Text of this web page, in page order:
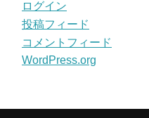
ログイン
投稿フィード
コメントフィード
WordPress.org